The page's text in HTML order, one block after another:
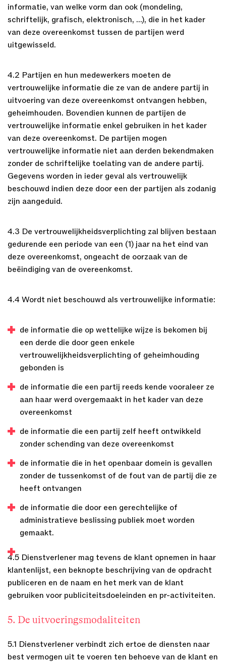
informatie, van welke vorm dan ook (mondeling,
schriftelijk, grafisch, elektronisch, …), die in het kader
van deze overeenkomst tussen de partijen werd
uitgewisseld.
4.2 Partijen en hun medewerkers moeten de
vertrouwelijke informatie die ze van de andere partij in
uitvoering van deze overeenkomst ontvangen hebben,
geheimhouden. Bovendien kunnen de partijen de
vertrouwelijke informatie enkel gebruiken in het kader
van deze overeenkomst. De partijen mogen
vertrouwelijke informatie niet aan derden bekendmaken
zonder de schriftelijke toelating van de andere partij.
Gegevens worden in ieder geval als vertrouwelijk
beschouwd indien deze door een der partijen als zodanig
zijn aangeduid.
4.3 De vertrouwelijkheidsverplichting zal blijven bestaan
gedurende een periode van een (1) jaar na het eind van
deze overeenkomst, ongeacht de oorzaak van de
beëindiging van de overeenkomst.
4.4 Wordt niet beschouwd als vertrouwelijke informatie:
de informatie die op wettelijke wijze is bekomen bij
een derde die door geen enkele
vertrouwelijkheidsverplichting of geheimhouding
gebonden is
de informatie die een partij reeds kende vooraleer ze
aan haar werd overgemaakt in het kader van deze
overeenkomst
de informatie die een partij zelf heeft ontwikkeld
zonder schending van deze overeenkomst
de informatie die in het openbaar domein is gevallen
zonder de tussenkomst of de fout van de partij die ze
heeft ontvangen
de informatie die door een gerechtelijke of
administratieve beslissing publiek moet worden
gemaakt.
4.5 Dienstverlener mag tevens de klant opnemen in haar
klantenlijst, een beknopte beschrijving van de opdracht
publiceren en de naam en het merk van de klant
gebruiken voor publiciteitsdoeleinden en pr-activiteiten.
5. De uitvoeringsmodaliteiten
5.1 Dienstverlener verbindt zich ertoe de diensten naar
best vermogen uit te voeren ten behoeve van de klant en